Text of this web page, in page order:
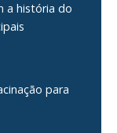
a história do
para